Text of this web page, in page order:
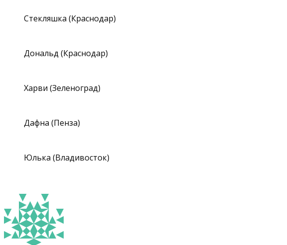
Стекляшка (Краснодар)
Дональд (Краснодар)
Харви (Зеленоград)
Дафна (Пенза)
Юлька (Владивосток)